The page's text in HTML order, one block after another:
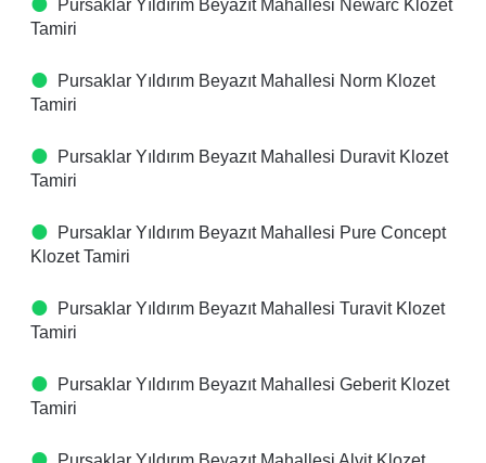
Pursaklar Yıldırım Beyazıt Mahallesi Newarc Klozet
Tamiri
Pursaklar Yıldırım Beyazıt Mahallesi Norm Klozet
Tamiri
Pursaklar Yıldırım Beyazıt Mahallesi Duravit Klozet
Tamiri
Pursaklar Yıldırım Beyazıt Mahallesi Pure Concept
Klozet Tamiri
Pursaklar Yıldırım Beyazıt Mahallesi Turavit Klozet
Tamiri
Pursaklar Yıldırım Beyazıt Mahallesi Geberit Klozet
Tamiri